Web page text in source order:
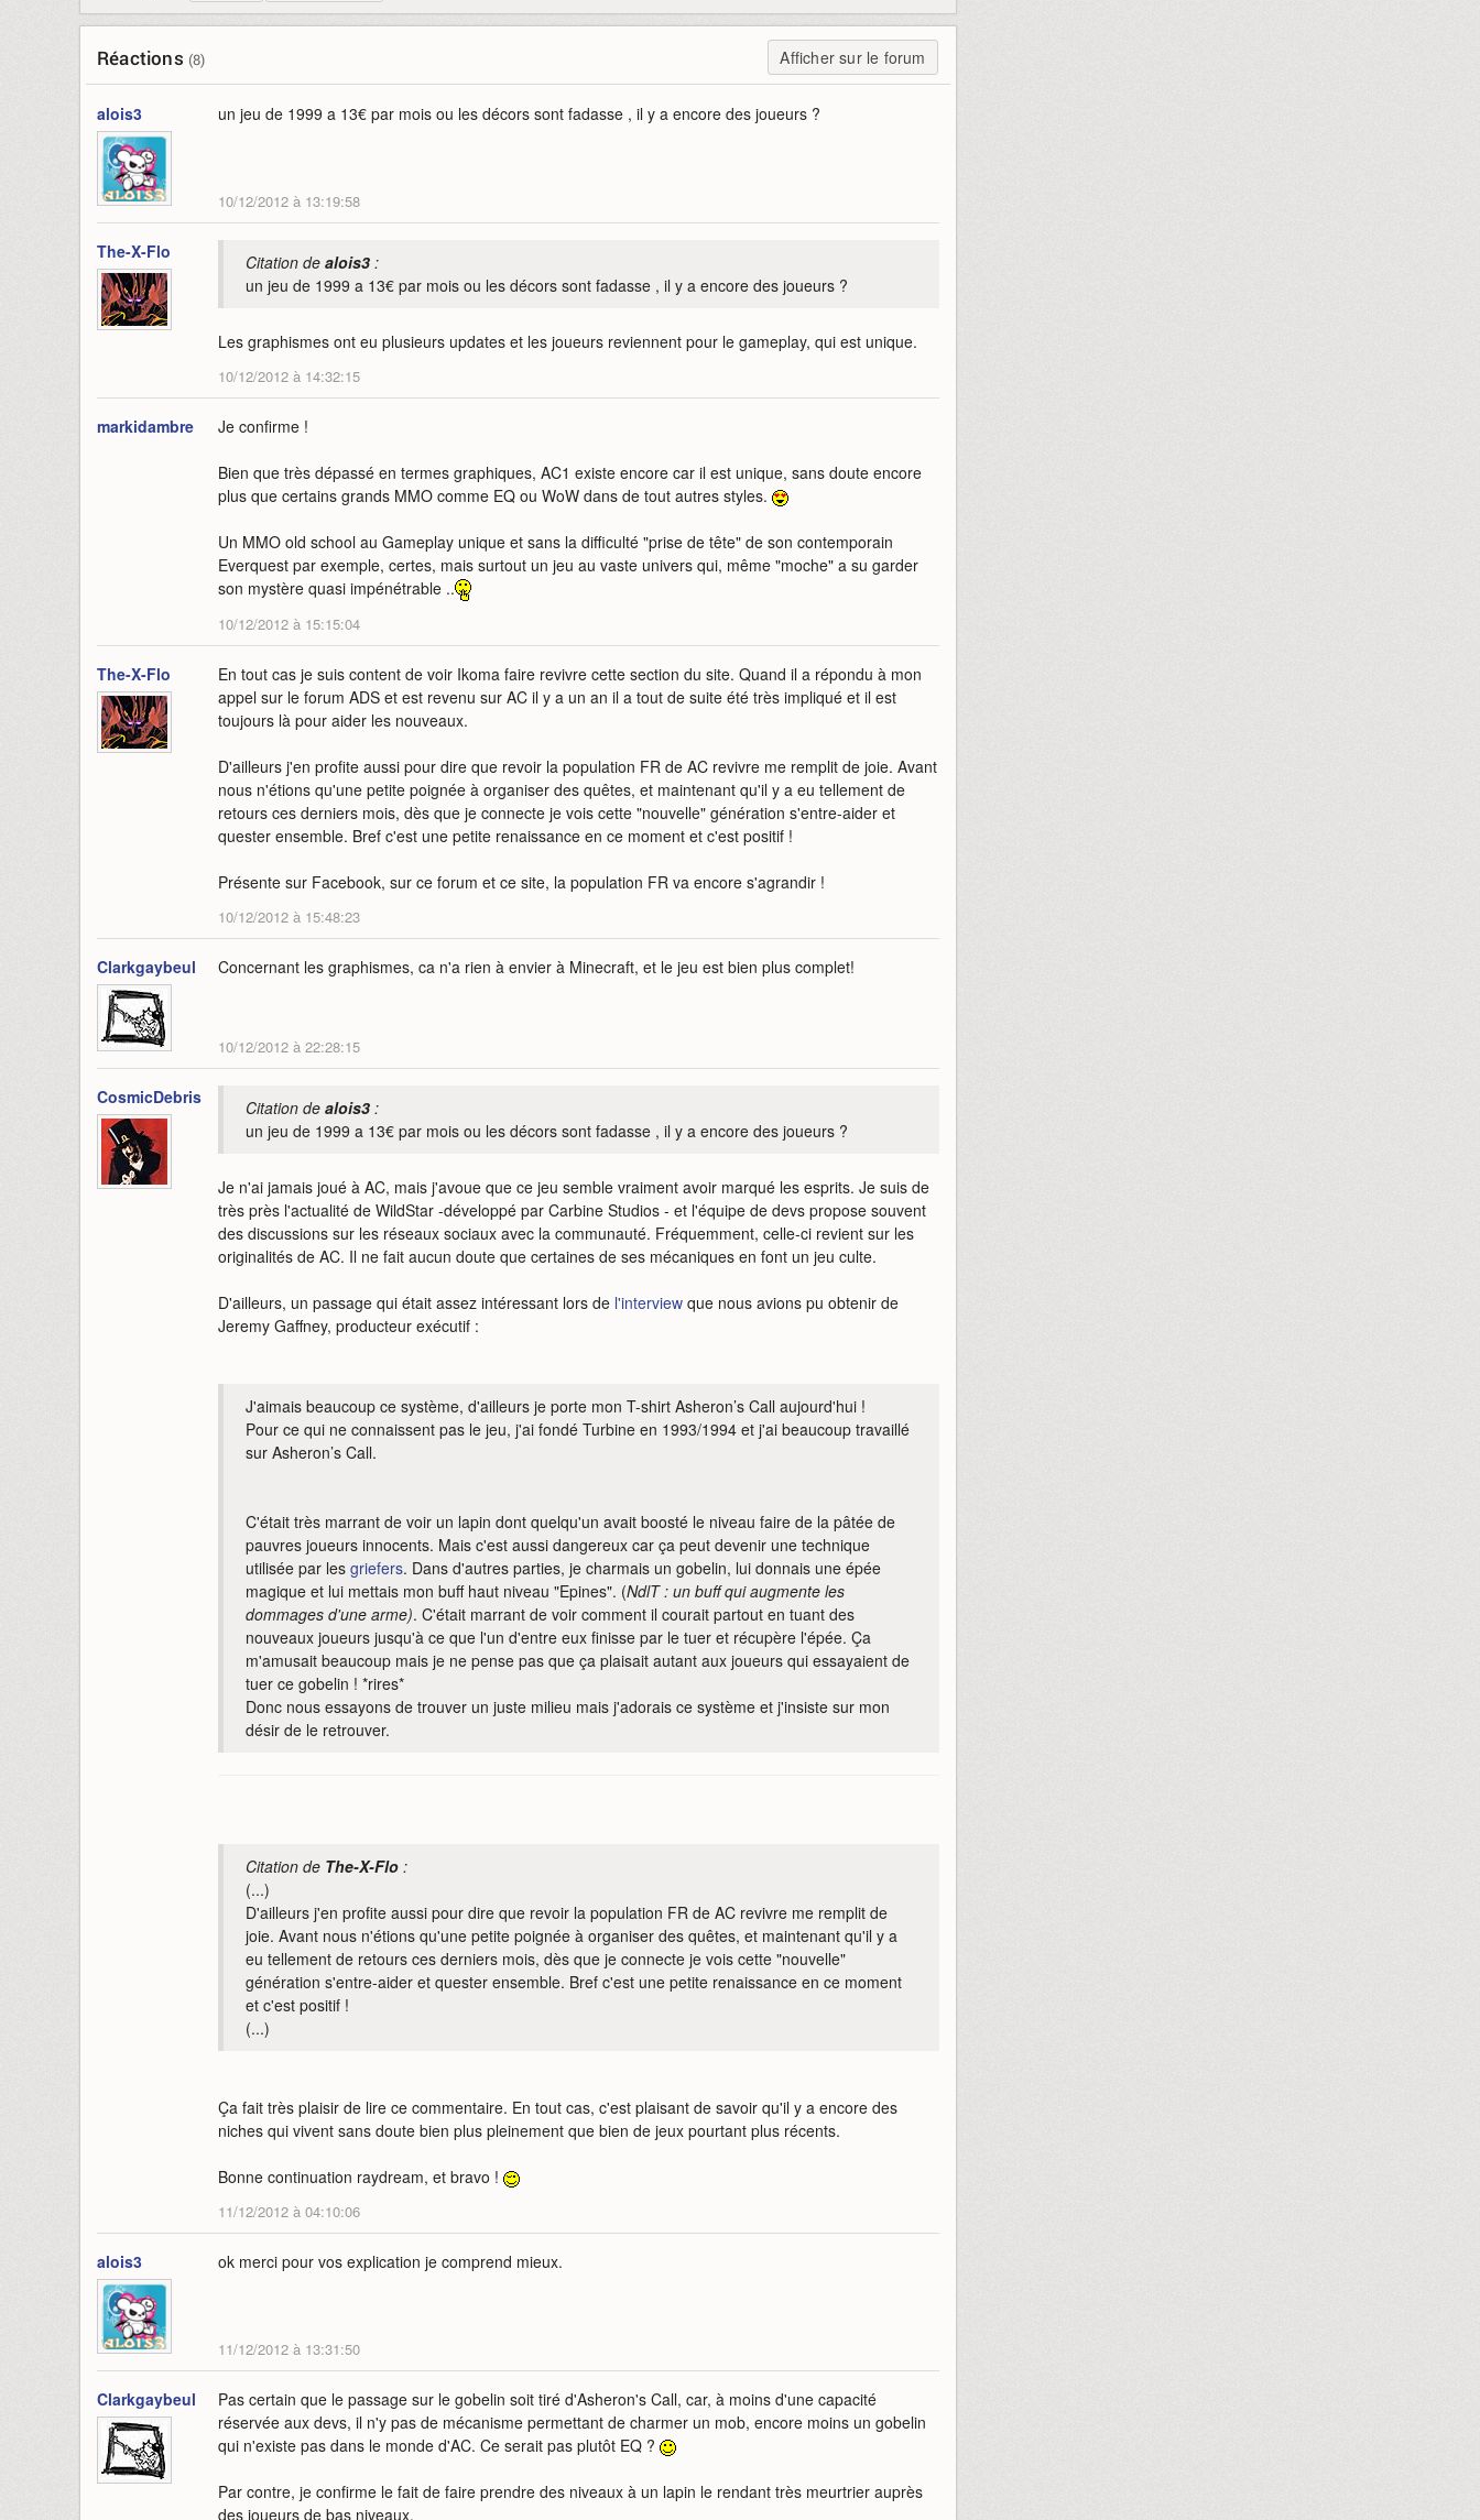
Réactions (8) Afficher sur le forum
alois3 un jeu de 1999 a 13€ par mois ou les décors sont fadasse , il y a encore des joueurs ?
10/12/2012 à 13:19:58
The-X-Flo Citation de alois3 :
un jeu de 1999 a 13€ par mois ou les décors sont fadasse , il y a encore des joueurs ?
Les graphismes ont eu plusieurs updates et les joueurs reviennent pour le gameplay, qui est unique.
10/12/2012 à 14:32:15
markidambre Je confirme !
Bien que très dépassé en termes graphiques, AC1 existe encore car il est unique, sans doute encore
plus que certains grands MMO comme EQ ou WoW dans de tout autres styles.
Un MMO old school au Gameplay unique et sans la difficulté "prise de tête" de son contemporain
Everquest par exemple, certes, mais surtout un jeu au vaste univers qui, même "moche" a su garder
son mystère quasi impénétrable ..
10/12/2012 à 15:15:04
The-X-Flo
En tout cas je suis content de voir Ikoma faire revivre cette section du site. Quand il a répondu à mon
appel sur le forum ADS et est revenu sur AC il y a un an il a tout de suite été très impliqué et il est
toujours là pour aider les nouveaux.
D'ailleurs j'en profite aussi pour dire que revoir la population FR de AC revivre me remplit de joie. Avant
nous n'étions qu'une petite poignée à organiser des quêtes, et maintenant qu'il y a eu tellement de
retours ces derniers mois, dès que je connecte je vois cette "nouvelle" génération s'entre-aider et
quester ensemble. Bref c'est une petite renaissance en ce moment et c'est positif !
Présente sur Facebook, sur ce forum et ce site, la population FR va encore s'agrandir !
10/12/2012 à 15:48:23
Clarkgaybeul Concernant les graphismes, ca n'a rien à envier à Minecraft, et le jeu est bien plus complet!
10/12/2012 à 22:28:15
CosmicDebris Citation de alois3 :
un jeu de 1999 a 13€ par mois ou les décors sont fadasse , il y a encore des joueurs ?
Je n'ai jamais joué à AC, mais j'avoue que ce jeu semble vraiment avoir marqué les esprits. Je suis de
très près l'actualité de WildStar -développé par Carbine Studios - et l'équipe de devs propose souvent
des discussions sur les réseaux sociaux avec la communauté. Fréquemment, celle-ci revient sur les
originalités de AC. Il ne fait aucun doute que certaines de ses mécaniques en font un jeu culte.
D'ailleurs, un passage qui était assez intéressant lors de l'interview que nous avions pu obtenir de
Jeremy Gaffney, producteur exécutif :
J'aimais beaucoup ce système, d'ailleurs je porte mon T-shirt Asheron’s Call aujourd'hui !
Pour ce qui ne connaissent pas le jeu, j'ai fondé Turbine en 1993/1994 et j'ai beaucoup travaillé
sur Asheron’s Call.
C'était très marrant de voir un lapin dont quelqu'un avait boosté le niveau faire de la pâtée de
pauvres joueurs innocents. Mais c'est aussi dangereux car ça peut devenir une technique
utilisée par les griefers. Dans d'autres parties, je charmais un gobelin, lui donnais une épée
magique et lui mettais mon buff haut niveau "Epines". (NdlT : un buff qui augmente les
dommages d'une arme). C'était marrant de voir comment il courait partout en tuant des
nouveaux joueurs jusqu'à ce que l'un d'entre eux finisse par le tuer et récupère l'épée. Ça
m'amusait beaucoup mais je ne pense pas que ça plaisait autant aux joueurs qui essayaient de
tuer ce gobelin ! *rires*
Donc nous essayons de trouver un juste milieu mais j'adorais ce système et j'insiste sur mon
désir de le retrouver.
Citation de The-X-Flo :
(...)
D'ailleurs j'en profite aussi pour dire que revoir la population FR de AC revivre me remplit de
joie. Avant nous n'étions qu'une petite poignée à organiser des quêtes, et maintenant qu'il y a
eu tellement de retours ces derniers mois, dès que je connecte je vois cette "nouvelle"
génération s'entre-aider et quester ensemble. Bref c'est une petite renaissance en ce moment
et c'est positif !
(...)
Ça fait très plaisir de lire ce commentaire. En tout cas, c'est plaisant de savoir qu'il y a encore des
niches qui vivent sans doute bien plus pleinement que bien de jeux pourtant plus récents.
Bonne continuation raydream, et bravo !
11/12/2012 à 04:10:06
alois3 ok merci pour vos explication je comprend mieux.
11/12/2012 à 13:31:50
Clarkgaybeul
Pas certain que le passage sur le gobelin soit tiré d'Asheron's Call, car, à moins d'une capacité
réservée aux devs, il n'y pas de mécanisme permettant de charmer un mob, encore moins un gobelin
qui n'existe pas dans le monde d'AC. Ce serait pas plutôt EQ ?
Par contre, je confirme le fait de faire prendre des niveaux à un lapin le rendant très meurtrier auprès
des joueurs de bas niveaux.